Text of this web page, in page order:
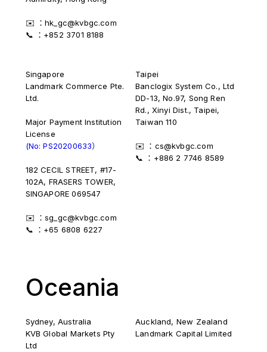
✉️ ：hk_gc@kvbgc.com
📞 ：+852 3701 8188
Singapore
Landmark Commerce Pte.
Ltd.
Major Payment Institution
License
(No: PS20200633）
182 CECIL STREET, #17-
102A, FRASERS TOWER,
SINGAPORE 069547
✉️ ：sg_gc@kvbgc.com
📞 ：+65 6808 6227
Taipei
Banclogix System Co., Ltd
DD-13, No.97, Song Ren
Rd., Xinyi Dist., Taipei,
Taiwan 110
✉️ ：cs@kvbgc.com
📞 ：+886 2 7746 8589
Oceania
Sydney, Australia
KVB Global Markets Pty
Ltd
Auckland, New Zealand
Landmark Capital Limited